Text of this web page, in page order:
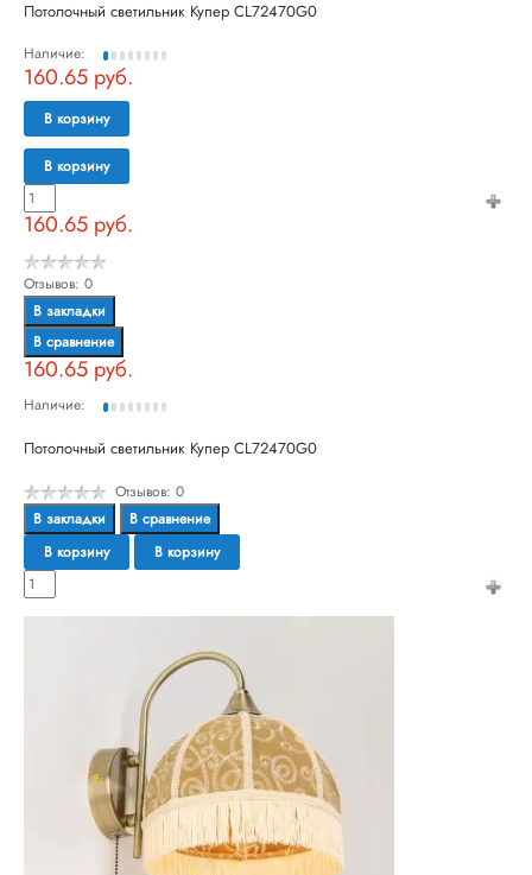
Потолочный светильник Купер CL72470G0
Наличие:
160.65 руб.
В корзину
В корзину
160.65 руб.
Отзывов: 0
В закладки
В сравнение
160.65 руб.
Наличие:
Потолочный светильник Купер CL72470G0
Отзывов: 0
В закладки
В сравнение
В корзину
В корзину